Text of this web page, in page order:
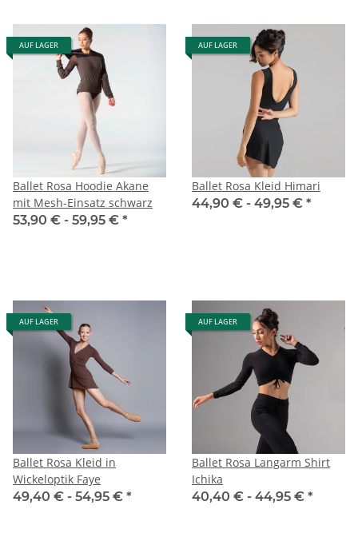
AUF LAGER
Ballet Rosa Hoodie Akane
mit Mesh-Einsatz schwarz
53,90 € - 59,95 € *
AUF LAGER
Ballet Rosa Kleid Himari
44,90 € - 49,95 € *
AUF LAGER
Ballet Rosa Kleid in
Wickeloptik Faye
49,40 € - 54,95 € *
AUF LAGER
Ballet Rosa Langarm Shirt
Ichika
40,40 € - 44,95 € *